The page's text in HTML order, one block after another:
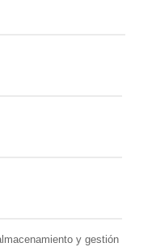
y gestión